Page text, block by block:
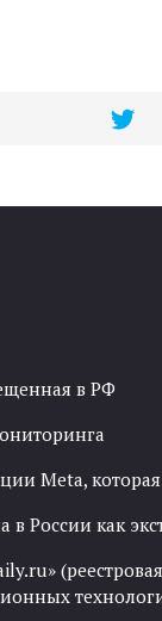
в РФ
Meta,
России как